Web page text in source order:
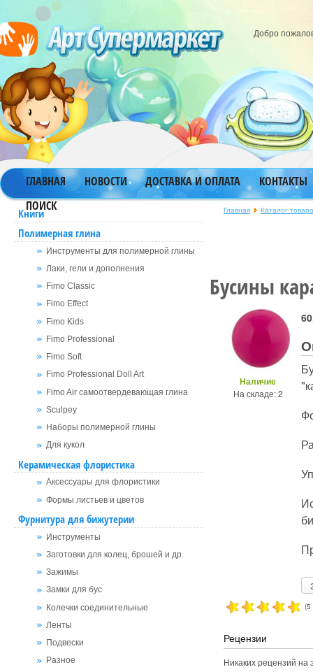
Добро
ГЛАВНАЯ НОВОСТИ ДОСТАВКА И ОПЛАТА
КОНТАКТЫ
ПОИСК
Книги
Полимерная глина
Инструменты для полимерной глины
Лаки, гели и дополнения
Fimo Classic
Fimo Effect
Fimo Kids
Fimo Professional
Fimo Soft
Fimo Professional Doll Art
Fimo Air самоотвердевающая глина
Sculpey
Наборы полимерной глины
Для кукол
Керамическая флористика
Аксессуары для флористики
Формы листьев и цветов
Фурнитура для бижутерии
Инструменты
Заготовки для колец, брошей и др.
Зажимы
Замки для бус
Колечки соединительные
Ленты
Подвески
Разное
Главная Каталог
Бусины
Наличие
На складе: 2
(5
Рецензии
Никаких рецензий на